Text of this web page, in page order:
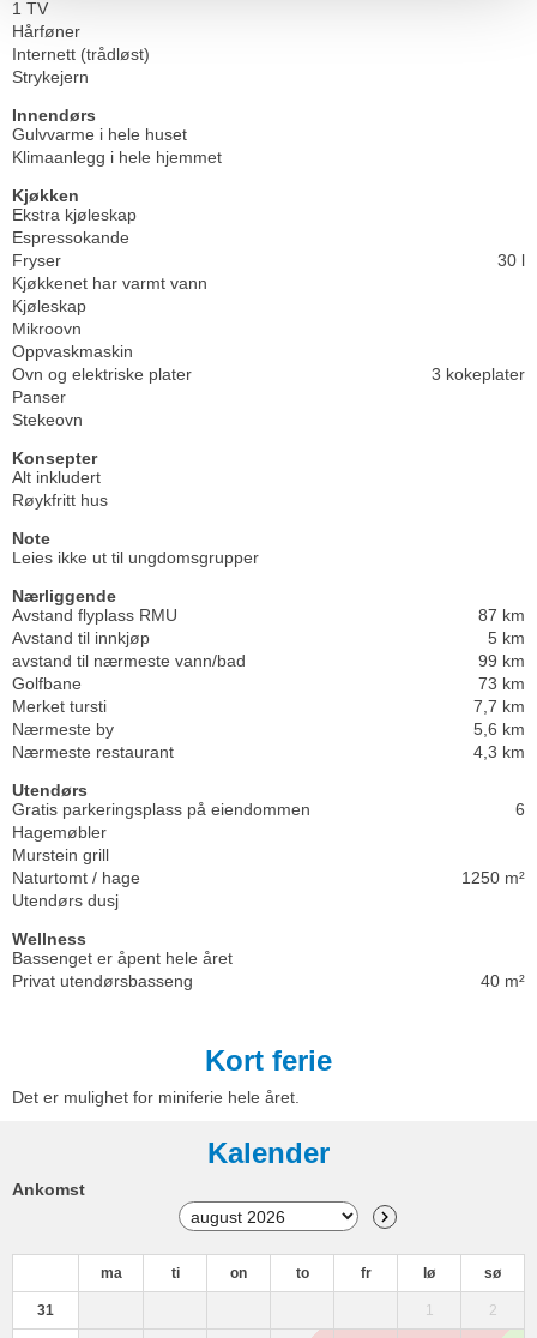
1 TV
Hårføner
Internett (trådløst)
Strykejern
Innendørs
Gulvvarme i hele huset
Klimaanlegg i hele hjemmet
Kjøkken
Ekstra kjøleskap
Espressokande
Fryser
30 l
Kjøkkenet har varmt vann
Kjøleskap
Mikroovn
Oppvaskmaskin
Ovn og elektriske plater
3 kokeplater
Panser
Stekeovn
Konsepter
Alt inkludert
Røykfritt hus
Note
Leies ikke ut til ungdomsgrupper
Nærliggende
Avstand flyplass RMU
87 km
Avstand til innkjøp
5 km
avstand til nærmeste vann/bad
99 km
Golfbane
73 km
Merket tursti
7,7 km
Nærmeste by
5,6 km
Nærmeste restaurant
4,3 km
Utendørs
Gratis parkeringsplass på eiendommen
6
Hagemøbler
Murstein grill
Naturtomt / hage
1250 m²
Utendørs dusj
Wellness
Bassenget er åpent hele året
Privat utendørsbasseng
40 m²
Kort ferie
Det er mulighet for miniferie hele året.
Kalender
Ankomst
ma ti on to fr lø sø
31 1 2